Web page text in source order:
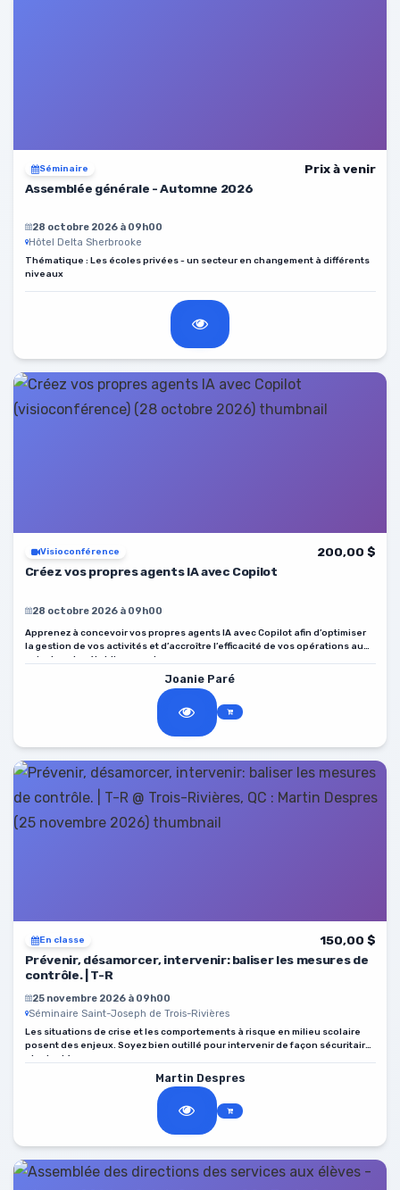
Séminaire
Prix à venir
Assemblée générale - Automne 2026
28 octobre 2026 à 09h00
Hôtel Delta Sherbrooke
Thématique : Les écoles privées - un secteur en changement à différents
niveaux
Visioconférence
200,00 $
Créez vos propres agents IA avec Copilot
28 octobre 2026 à 09h00
Apprenez à concevoir vos propres agents IA avec Copilot afin d’optimiser
la gestion de vos activités et d’accroître l’efficacité de vos opérations au
sein de votre établissement.
Joanie Paré
En classe
150,00 $
Prévenir, désamorcer, intervenir: baliser les mesures de
contrôle. | T-R
25 novembre 2026 à 09h00
Séminaire Saint-Joseph de Trois-Rivières
Les situations de crise et les comportements à risque en milieu scolaire
posent des enjeux. Soyez bien outillé pour intervenir de façon sécuritaire
et adaptée.
Martin Despres